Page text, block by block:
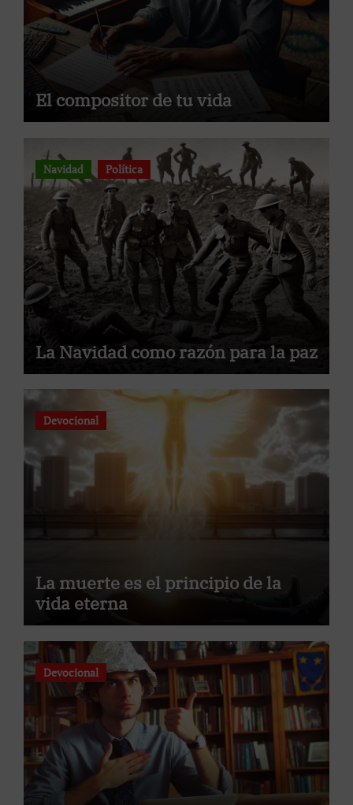
El compositor de tu vida
Navidad Política
La Navidad como razón para la paz
Devocional
La muerte es el principio de la
vida eterna
Devocional